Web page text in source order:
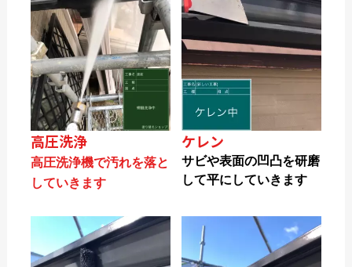
高圧洗浄
高圧洗浄機で汚れを落と
していきます
ケレン
サビや表面の凹凸を研磨
して平にしていきます